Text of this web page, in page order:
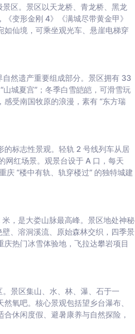
区。景区以天龙桥、青龙桥、黑龙
变形金刚 4》《满城尽带黄金甲》
仙境，可乘坐观光车、悬崖电梯穿
然遗产重要组成部分。景区拥有 33
城夏宫”；冬季白雪皑皑，可滑雪玩
受南国牧原的浪漫，素有 “东方瑞
标志性景观。轻轨 2 号线列车从居
网红场景。观景台设于 A 口，每天
“楼中有轨、轨穿楼过” 的独特城建
，是大娄山脉最高峰。景区地处神秘
、溶洞溪流、原始森林交织，四季景
热门冰雪体验地，飞拉达攀岩项目
景区集山、水、林、瀑、石于一
氧吧。核心景观包括望乡台瀑布、
休闲度假、避暑康养与自然探险，